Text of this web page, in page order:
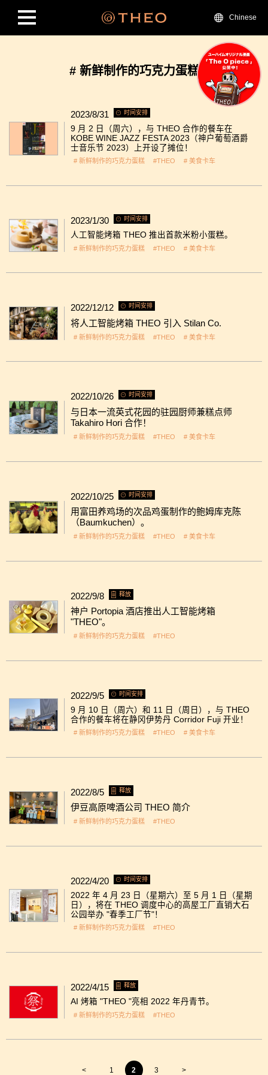
Chinese
# 新鲜制作的巧克力蛋糕
2023/8/31 时间安排
9 月 2 日（周六），与 THEO 合作的餐车在
KOBE WINE JAZZ FESTA 2023（神户葡萄酒爵
士音乐节 2023）上开设了摊位！
# 新鲜制作的巧克力蛋糕 #THEO # 美食卡车
2023/1/30 时间安排
人工智能烤箱 THEO 推出首款米粉小蛋糕。
# 新鲜制作的巧克力蛋糕 #THEO # 美食卡车
2022/12/12 时间安排
将人工智能烤箱 THEO 引入 Stilan Co.
# 新鲜制作的巧克力蛋糕 #THEO # 美食卡车
2022/10/26 时间安排
与日本一流英式花园的驻园厨师兼糕点师
Takahiro Hori 合作！
# 新鲜制作的巧克力蛋糕 #THEO # 美食卡车
2022/10/25 时间安排
用富田养鸡场的次品鸡蛋制作的鲍姆库克陈
（Baumkuchen）。
# 新鲜制作的巧克力蛋糕 #THEO # 美食卡车
2022/9/8 释放
神户 Portopia 酒店推出人工智能烤箱
"THEO"。
# 新鲜制作的巧克力蛋糕 #THEO
2022/9/5 时间安排
9 月 10 日（周六）和 11 日（周日），与 THEO
合作的餐车将在静冈伊势丹 Corridor Fuji 开业！
# 新鲜制作的巧克力蛋糕 #THEO # 美食卡车
2022/8/5 释放
伊豆高原啤酒公司 THEO 简介
# 新鲜制作的巧克力蛋糕 #THEO
2022/4/20 时间安排
2022 年 4 月 23 日（星期六）至 5 月 1 日（星期
日），将在 THEO 调度中心的高屋工厂直销大石
公园举办 "春季工厂节"！
# 新鲜制作的巧克力蛋糕 #THEO
2022/4/15 释放
AI 烤箱 "THEO "亮相 2022 年丹青节。
# 新鲜制作的巧克力蛋糕 #THEO
< 1 2 3 >